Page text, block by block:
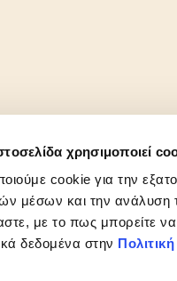
χρησιμοποιεί
cookie για την
μέσων και την ανάλυση
με το πως μπορείτε
δεδομένα στην